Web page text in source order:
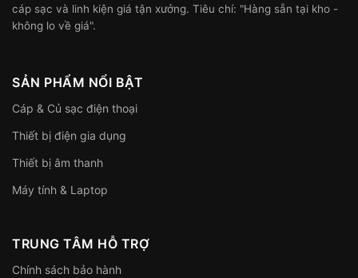
cáp sạc và linh kiện giá tận xưởng. Tiêu chí: "Hàng sẵn tại kho -
không lo về giá".
SẢN PHẨM NỔI BẬT
Cáp & Củ sạc điện thoại
Thiết bị điện gia dụng
Thiết bị âm thanh
Máy tính & Laptop
TRUNG TÂM HỖ TRỢ
Chính sách bảo hành